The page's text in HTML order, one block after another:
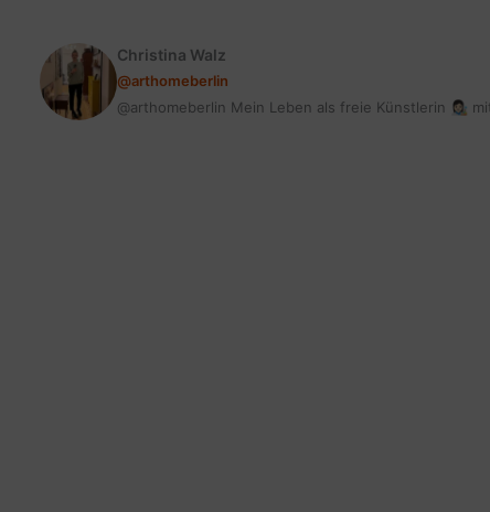
Christina Walz
@arthomeberlin
@arthomeberlin Mein Leben als freie Künstlerin